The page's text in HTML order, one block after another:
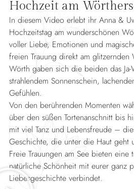
Hochzeit am
In diesem Video erlebt ihr Anna &
Hochzeitstag am wunderschönen
voller Liebe, Emotionen und
freien Trauung direkt am glitzernden
Wörth gaben sich die beiden das
strahlendem Sonnenschein,
Gefühlen.
Von den berührenden Momenten
über den süßen Tortenanschnitt bis
mit viel Tanz und Lebensfreude –
Geschichte, die unter die Haut geht
Freie Trauungen am See bieten eine
natürliche Schönheit mit eurer ganz
Liebesgeschichte verbindet.